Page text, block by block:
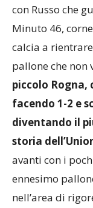
con Russo che
Minuto 46,
calcia a
pallone che non
piccolo Rogna,
facendo 1-2 e
diventando il
storia
avanti con i
ennesimo
nell’area di